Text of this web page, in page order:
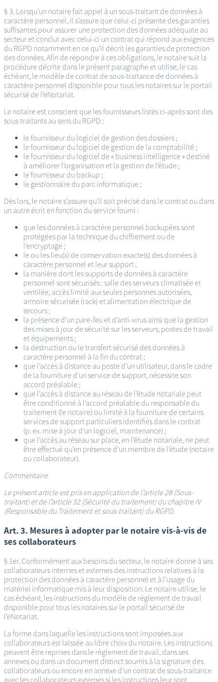
§ 3. Lorsqu’un notaire fait appel à un sous-traitant de données à
caractère personnel, il s’assure que celui-ci présente des garanties
suffisantes pour assurer une protection des données adéquate au
secteur et conclut avec celui-ci un contrat qui répond aux exigences
du RGPD notamment en ce qu’il décrit les garanties de protection
des données. Afin de répondre à ces obligations, le notaire suit la
procédure décrite dans le présent paragraphe et utilise, le cas
échéant, le modèle de contrat de sous-traitance de données à
caractère personnel disponible pour tous les notaires sur le portail
sécurisé de l’eNotariat.
Le notaire est conscient que les fournisseurs listés ci-après sont des
sous-traitants au sens du RGPD :
le fournisseur du logiciel de gestion des dossiers ;
le fournisseur du logiciel de gestion de la comptabilité ;
le fournisseur du logiciel de « business intelligence » destiné
à améliorer l’organisation et la gestion de l’étude ;
le fournisseur du backup ;
le gestionnaire du parc informatique ;
Dès lors, le notaire s’assure qu’il soit précisé dans le contrat ou dans
un autre écrit en fonction du service fourni :
que les données à caractère personnel backupées sont
protégées par la technique du chiffrement ou de
l’encryptage ;
le ou les lieu(x) de conservation exacte(s) des données à
caractère personnel et leur support ;
la manière dont les supports de données à caractère
personnel sont sécurisés : salle des serveurs climatisée et
ventilée, accès limité aux seules personnes autorisées,
armoire sécurisée (rack) et alimentation électrique de
secours ;
la présence d’un pare-feu et d’anti-virus ainsi que la gestion
des mises à jour de sécurité sur les serveurs, postes de travail
et équipements ;
la destruction ou le transfert sécurisé des données à
caractère personnel à la fin du contrat ;
que l’accès à distance au poste d’un utilisateur, dans le cadre
de la fourniture d’un service de support, nécessite son
accord préalable ;
que l’accès à distance au réseau de l’étude notariale peut
être conditionné à l’accord préalable du responsable du
traitement (le notaire) ou limité à la fourniture de certains
services de support particuliers identifiés dans le contrat
(p. ex. mise à jour d’un logiciel, maintenance) ;
que l’accès au réseau sur place, en l’étude notariale, ne peut
être effectué qu’en présence d’un membre de l’étude (notaire
ou collaborateur).
Commentaire
Le présent article est pris en application de l’article 28 (Sous-
traitant) et de l’article 32 (Sécurité du traitement) du chapitre IV
(Responsable du Traitement et sous-traitant) du RGPD.
Art. 3. Mesures à adopter par le notaire vis-à-vis de
ses collaborateurs
§ 1er. Conformément aux besoins du secteur, le notaire donne à ses
collaborateurs internes et externes des instructions relatives à la
protection des données à caractère personnel et à l’usage du
matériel informatique mis à leur disposition. Le notaire utilise, le
cas échéant, les instructions du modèle de règlement de travail
disponible pour tous les notaires sur le portail sécurisé de
l’eNotariat.
La forme dans laquelle les instructions sont imposées aux
collaborateurs est laissée au libre choix du notaire. Les instructions
peuvent être reprises dans le règlement de travail, dans ses
annexes ou dans un document distinct soumis à la signature des
collaborateurs ou encore en annexe d’un contrat de sous-traitance
avec les collaborateurs externes si les instructions leur sont